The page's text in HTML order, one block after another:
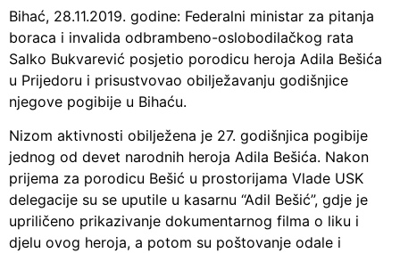
Bihać, 28.11.2019. godine: Federalni ministar za pitanja
boraca i invalida odbrambeno-oslobodilačkog rata
Salko Bukvarević posjetio porodicu heroja Adila Bešića
u Prijedoru i prisustvovao obilježavanju godišnjice
njegove pogibije u Bihaću.
Nizom aktivnosti obilježena je 27. godišnjica pogibije
jednog od devet narodnih heroja Adila Bešića. Nakon
prijema za porodicu Bešić u prostorijama Vlade USK
delegacije su se uputile u kasarnu “Adil Bešić”, gdje je
upriličeno prikazivanje dokumentarnog filma o liku i
djelu ovog heroja, a potom su poštovanje odale i